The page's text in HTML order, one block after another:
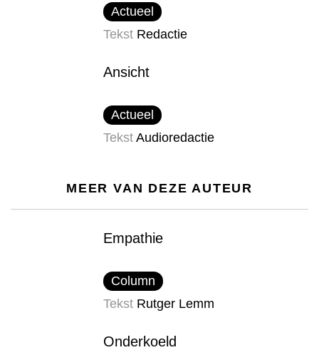
Actueel
Tekst Redactie
Ansicht
Actueel
Tekst Audioredactie
MEER VAN DEZE AUTEUR
Empathie
Column
Tekst Rutger Lemm
Onderkoeld